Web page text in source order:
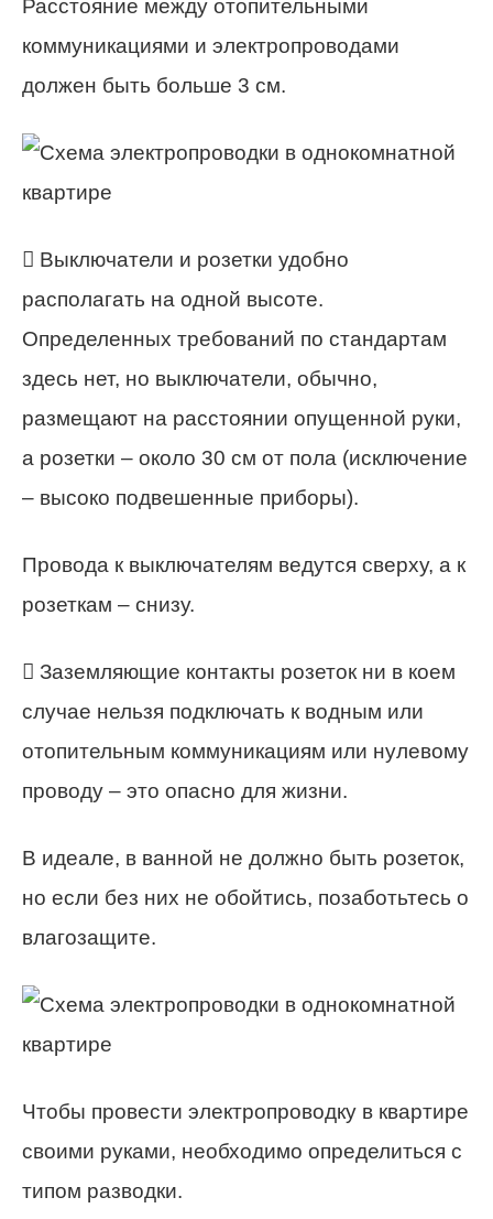
Расстояние между отопительными
коммуникациями и электропроводами
должен быть больше 3 см.
 Выключатели и розетки удобно
располагать на одной высоте.
Определенных требований по стандартам
здесь нет, но выключатели, обычно,
размещают на расстоянии опущенной руки,
а розетки – около 30 см от пола (исключение
– высоко подвешенные приборы).
Провода к выключателям ведутся сверху, а к
розеткам – снизу.
 Заземляющие контакты розеток ни в коем
случае нельзя подключать к водным или
отопительным коммуникациям или нулевому
проводу – это опасно для жизни.
В идеале, в ванной не должно быть розеток,
но если без них не обойтись, позаботьтесь о
влагозащите.
Чтобы провести электропроводку в квартире
своими руками, необходимо определиться с
типом разводки.